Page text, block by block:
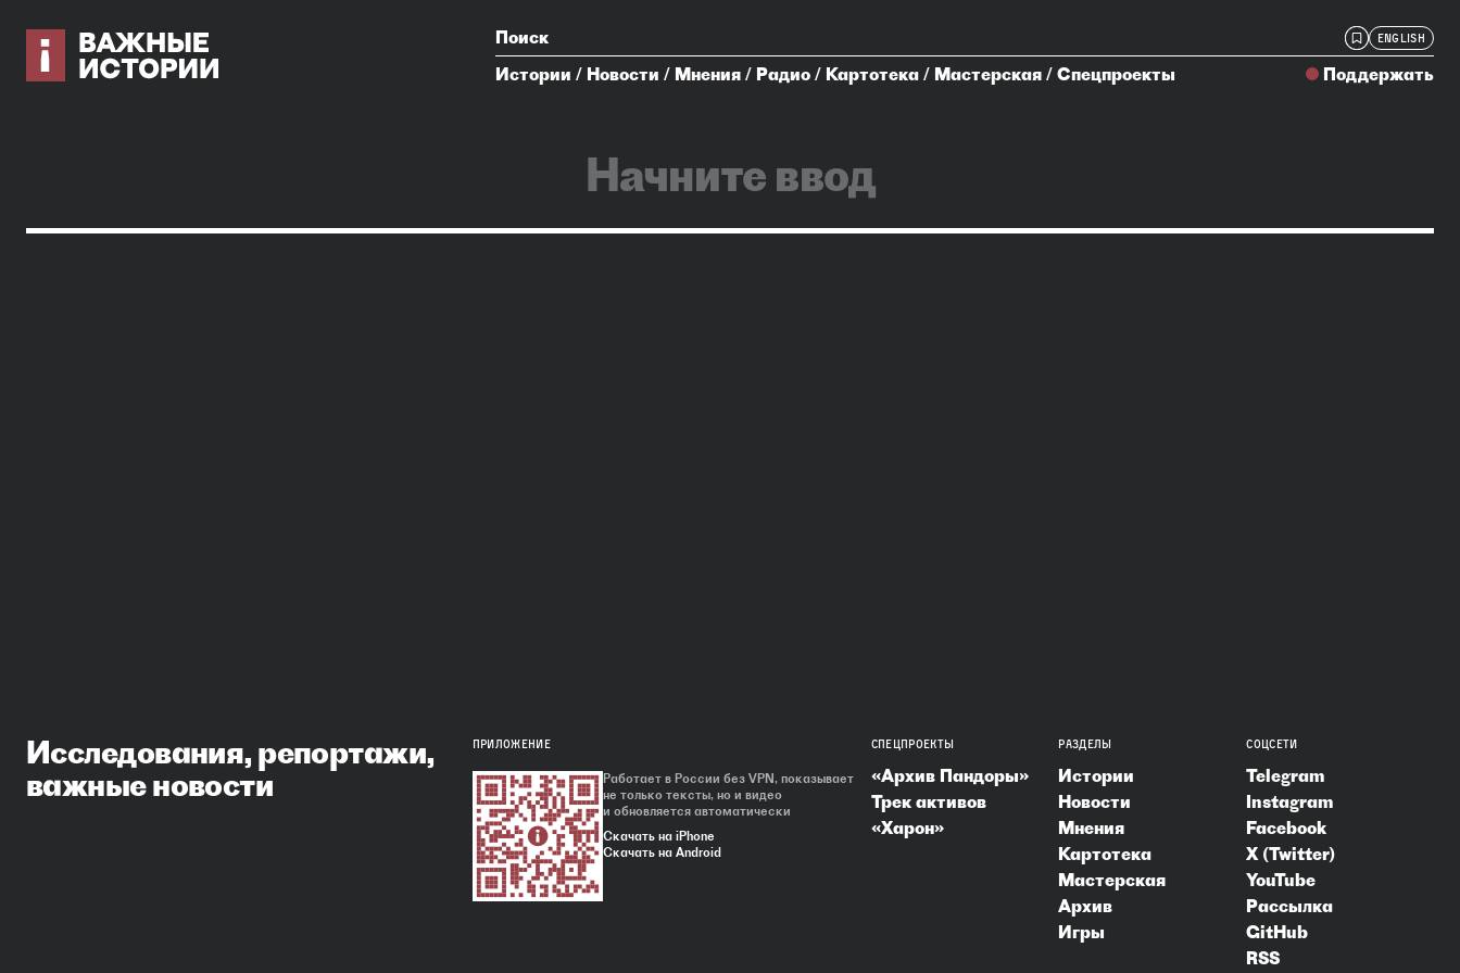
Поиск ENGLISH
Истории / Новости / Мнения / Радио / Картотека / Мастерская / Спецпроекты Поддержать
Исследования, репортажи,
важные новости
ПРИЛОЖЕНИЕ
Работает в России без VPN, показывает
не только тексты, но и видео
и обновляется автоматически
Скачать на iPhone
Скачать на Android
СПЕЦПРОЕКТЫ
«Архив Пандоры»
Трек активов
«Харон»
РАЗДЕЛЫ
Истории
Новости
Мнения
Картотека
Мастерская
Архив
Игры
СОЦСЕТИ
Telegram
Instagram
Facebook
X (Twitter)
YouTube
Рассылка
GitHub
RSS